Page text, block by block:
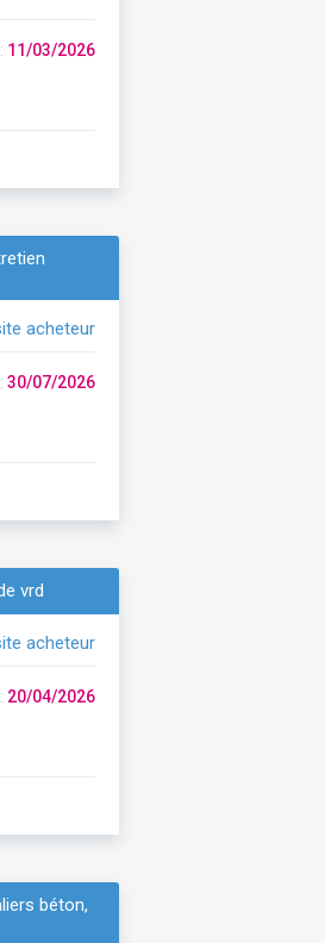
11/03/2026
acheteur
30/07/2026
vrd
acheteur
20/04/2026
béton,